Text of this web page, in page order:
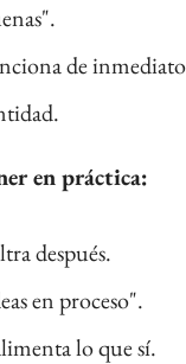
de
en práctica:
después.
en proceso".
lo que sí.